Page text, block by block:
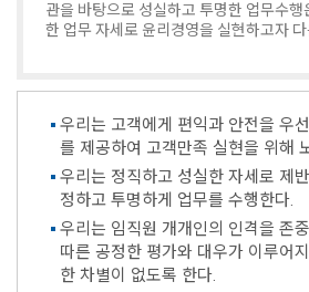
관을 바탕으로 성실하고 투명한 업무수행
한 업무 자세로 윤리경영을 실현하고자
우리는 고객에게 편익과 안전을 우
를 제공하여 고객만족 실현을 위해
우리는 정직하고 성실한 자세로 제
정하고 투명하게 업무를 수행한다.
우리는 임직원 개개인의 인격을 존
따른 공정한 평가와 대우가 이루어
한 차별이 없도록 한다.